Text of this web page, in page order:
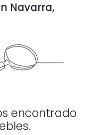
Navarra,
encontrado